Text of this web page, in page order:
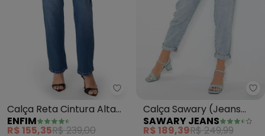
Enfim - Calça Reta Cintura Alta
Calça Reta Cintura Alta
Jeans (Azul)
ENFIM
R$ 155,35R$ 239,00
Calça Sawary (Jeans
Clara) com Apliques
SAWARY JEANS
R$ 189,39R$ 249,99